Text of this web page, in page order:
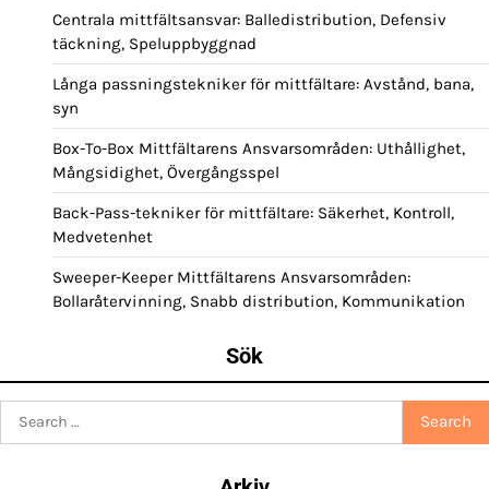
Centrala mittfältsansvar: Balledistribution, Defensiv
täckning, Speluppbyggnad
Långa passningstekniker för mittfältare: Avstånd, bana,
syn
Box-To-Box Mittfältarens Ansvarsområden: Uthållighet,
Mångsidighet, Övergångsspel
Back-Pass-tekniker för mittfältare: Säkerhet, Kontroll,
Medvetenhet
Sweeper-Keeper Mittfältarens Ansvarsområden:
Bollaråtervinning, Snabb distribution, Kommunikation
Sök